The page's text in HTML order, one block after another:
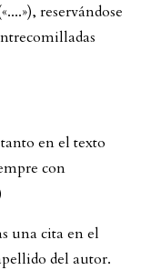
reservándose
en el texto
con
una cita en el
del autor.